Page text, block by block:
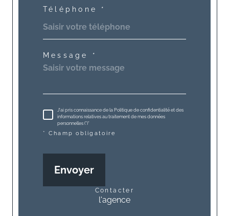
Téléphone *
Message *
J'ai pris connaissance de la Politique de confidentialité et des
informations relatives au traitement de mes données
personnelles (*)*
* Champ obligatoire
Envoyer
contacter
l'agence